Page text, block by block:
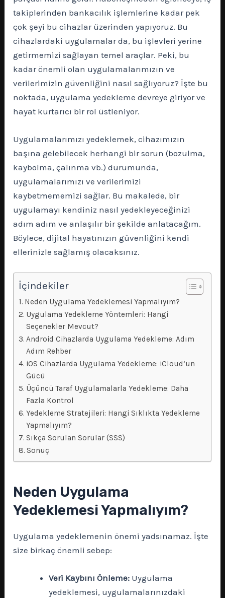
takiplerinden bankacılık işlemlerine kadar pek
çok şeyi bu cihazlar üzerinden yapıyoruz. Bu
cihazlardaki uygulamalar da, bu işlevleri yerine
getirmemizi sağlayan temel araçlar. Peki, bu
kadar önemli olan uygulamalarımızın ve
verilerimizin güvenliğini nasıl sağlıyoruz? İşte bu
noktada, uygulama yedekleme devreye giriyor ve
hayat kurtarıcı bir rol üstleniyor.
Uygulamalarımızı yedeklemek, cihazımızın
başına gelebilecek herhangi bir sorun (bozulma,
kaybolma, çalınma vb.) durumunda,
uygulamalarımızı ve verilerimizi
kaybetmememizi sağlar. Bu makalede, bir
uygulamayı kendiniz nasıl yedekleyeceğinizi
adım adım ve anlaşılır bir şekilde anlatacağım.
Böylece, dijital hayatınızın güvenliğini kendi
ellerinizle sağlamış olacaksınız.
İçindekiler
Neden Uygulama Yedeklemesi Yapmalıyım?
Uygulama Yedekleme Yöntemleri: Hangi
Seçenekler Mevcut?
Android Cihazlarda Uygulama Yedekleme: Adım
Adım Rehber
iOS Cihazlarda Uygulama Yedekleme: iCloud’un
Gücü
Üçüncü Taraf Uygulamalarla Yedekleme: Daha
Fazla Kontrol
Yedekleme Stratejileri: Hangi Sıklıkta Yedekleme
Yapmalıyım?
Sıkça Sorulan Sorular (SSS)
Sonuç
Neden Uygulama
Yedeklemesi Yapmalıyım?
Uygulama yedeklemenin önemi yadsınamaz. İşte
size birkaç önemli sebep:
Veri Kaybını Önleme: Uygulama
yedeklemesi, uygulamalarınızdaki